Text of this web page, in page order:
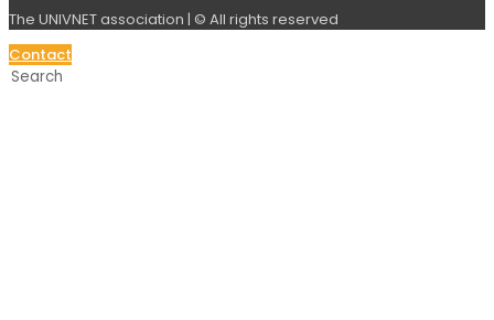
The UNIVNET association | © All rights reserved
Contact